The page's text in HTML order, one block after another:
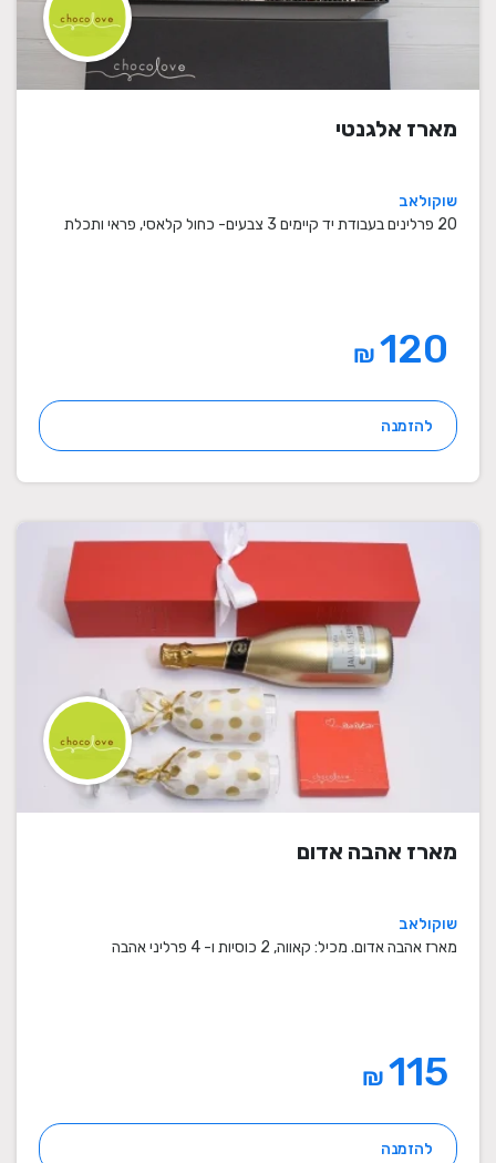
מארז אלגנטי
שוקולאב
20 פרלינים בעבודת יד קיימים 3 צבעים- כחול קלאסי, פראי ותכלת
₪
להזמנה
מארז אהבה אדום
שוקולאב
מארז אהבה אדום. מכיל: קאווה, 2 כוסיות ו- 4 פרליני אהבה
₪
להזמנה